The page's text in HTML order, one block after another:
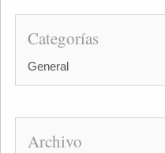
Categorías
General
Archivo